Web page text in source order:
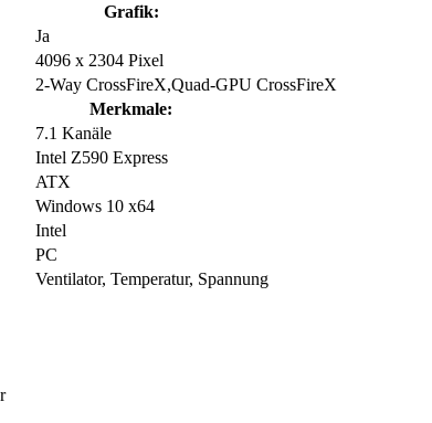
Grafik:
Ja
4096 x 2304 Pixel
2-Way CrossFireX,Quad-GPU CrossFireX
Merkmale:
7.1 Kanäle
Intel Z590 Express
ATX
Windows 10 x64
Intel
PC
Ventilator, Temperatur, Spannung